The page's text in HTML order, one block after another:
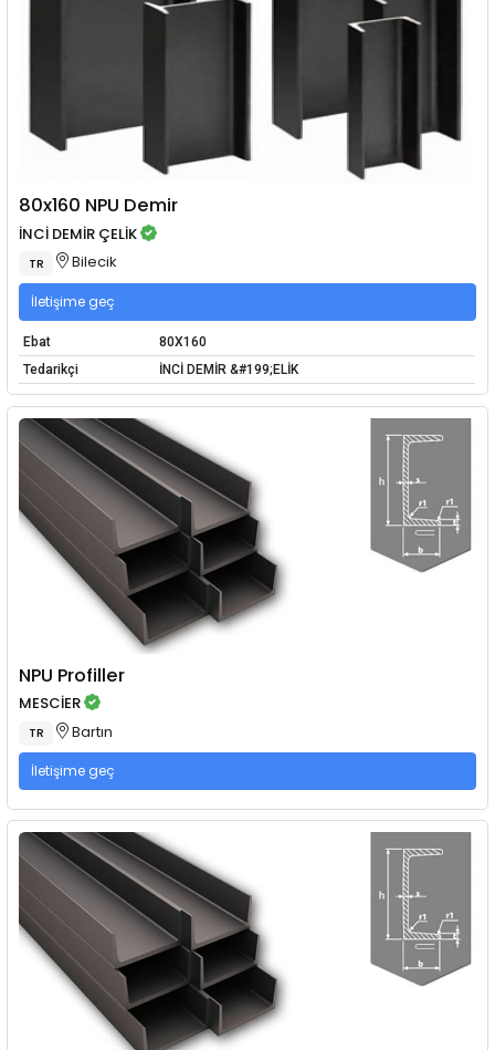
80x160 NPU Demir
İNCİ DEMİR ÇELİK
TR Bilecik
İletişime geç
Ebat
80X160
Tedarikçi
İNCİ DEMİR &#199;ELİK
NPU Profiller
MESCİER
TR Bartın
İletişime geç